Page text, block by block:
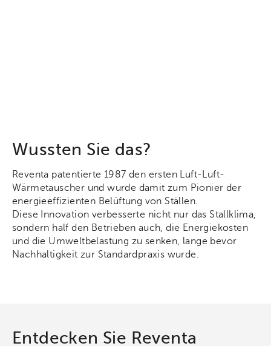
Wussten Sie das?
Reventa patentierte 1987 den ersten Luft-Luft-
Wärmetauscher und wurde damit zum Pionier der
energieeffizienten Belüftung von Ställen.
Diese Innovation verbesserte nicht nur das Stallklima,
sondern half den Betrieben auch, die Energiekosten
und die Umweltbelastung zu senken, lange bevor
Nachhaltigkeit zur Standardpraxis wurde.
Entdecken Sie Reventa